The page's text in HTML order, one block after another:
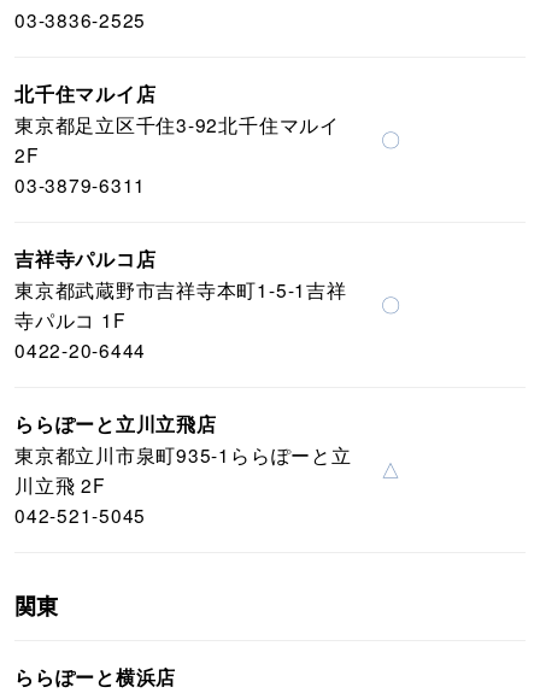
03-3836-2525
北千住マルイ店
東京都足立区千住3-92北千住マルイ
2F
03-3879-6311
〇
吉祥寺パルコ店
東京都武蔵野市吉祥寺本町1-5-1吉祥
寺パルコ 1F
0422-20-6444
〇
ららぽーと立川立飛店
東京都立川市泉町935-1ららぽーと立
川立飛 2F
042-521-5045
△
関東
ららぽーと横浜店